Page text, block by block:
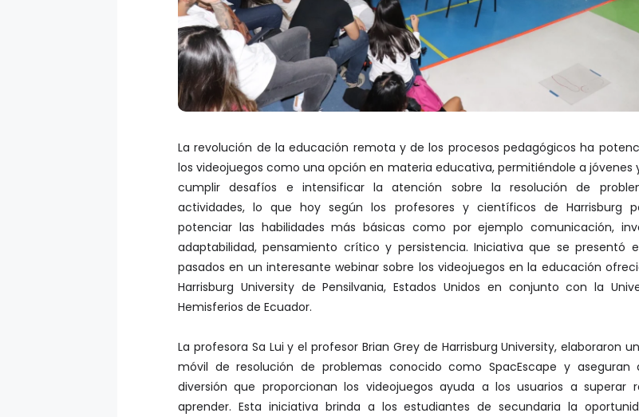
La revolución de la educación remota y de los procesos pedagógicos ha
los videojuegos como una opción en materia educativa, permitiéndole a jóvenes
cumplir desafíos e intensificar la atención sobre la resolución de
actividades, lo que hoy según los profesores y científicos de Harrisburg
potenciar las habilidades más básicas como por ejemplo comunicación,
adaptabilidad, pensamiento crítico y persistencia. Iniciativa que se presentó
pasados en un interesante webinar sobre los videojuegos en la educación
Harrisburg University de Pensilvania, Estados Unidos en conjunto con la
Hemisferios de Ecuador.
La profesora Sa Lui y el profesor Brian Grey de Harrisburg University, elaboraron
móvil de resolución de problemas conocido como SpacEscape y aseguran
diversión que proporcionan los videojuegos ayuda a los usuarios a superar
aprender. Esta iniciativa brinda a los estudiantes de secundaria la